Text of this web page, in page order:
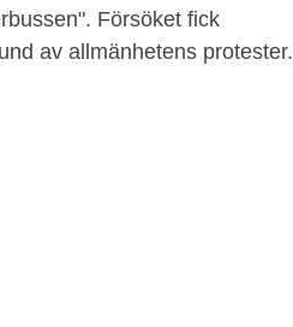
Försöket fick
av allmänhetens protester.